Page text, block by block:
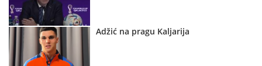
Adžić na pragu Kaljarija